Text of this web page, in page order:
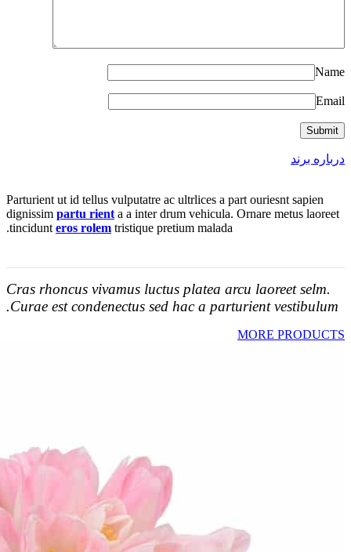
Name
Email
درباره برند
Parturient ut id tellus vulputatre ac ultrlices a part ouriesnt sapien
dignissim partu rient a a inter drum vehicula. Ornare metus laoreet
tincidunt eros rolem tristique pretium malada.
Cras rhoncus vivamus luctus platea arcu laoreet selm.
Curae est condenectus sed hac a parturient vestibulum.
MORE PRODUCTS